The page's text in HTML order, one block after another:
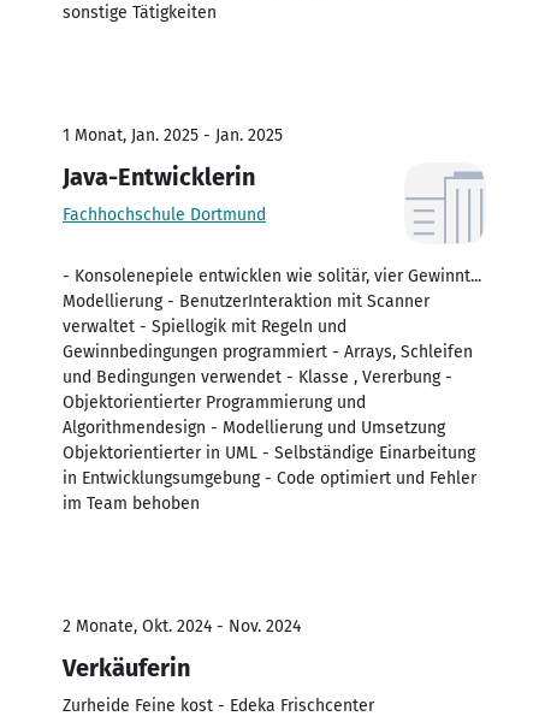
sonstige Tätigkeiten
1 Monat, Jan. 2025 - Jan. 2025
Java-Entwicklerin
Fachhochschule Dortmund
- Konsolenepiele entwicklen wie solitär, vier Gewinnt...
Modellierung - BenutzerInteraktion mit Scanner
verwaltet - Spiellogik mit Regeln und
Gewinnbedingungen programmiert - Arrays, Schleifen
und Bedingungen verwendet - Klasse , Vererbung -
Objektorientierter Programmierung und
Algorithmendesign - Modellierung und Umsetzung
Objektorientierter in UML - Selbständige Einarbeitung
in Entwicklungsumgebung - Code optimiert und Fehler
im Team behoben
2 Monate, Okt. 2024 - Nov. 2024
Verkäuferin
Zurheide Feine kost - Edeka Frischcenter